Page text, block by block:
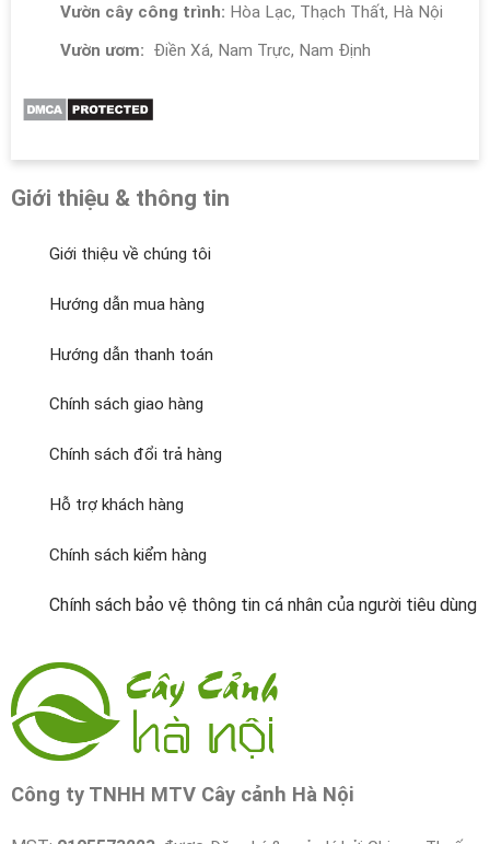
Vườn cây công trình: Hòa Lạc, Thạch Thất, Hà Nội
Vườn ươm: Điền Xá, Nam Trực, Nam Định
Giới thiệu & thông tin
Giới thiệu về chúng tôi
Hướng dẫn mua hàng
Hướng dẫn thanh toán
Chính sách giao hàng
Chính sách đổi trả hàng
Hỗ trợ khách hàng
Chính sách kiểm hàng
Chính sách bảo vệ thông tin cá nhân của người tiêu dùng
Công ty TNHH MTV Cây cảnh Hà Nội